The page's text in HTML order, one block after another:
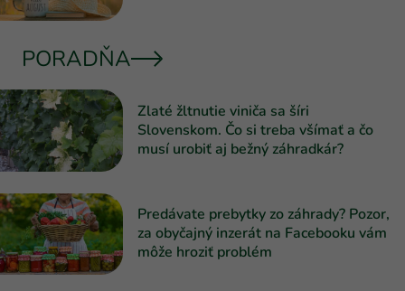
PORADŇA
Zlaté žltnutie viniča sa šíri
Slovenskom. Čo si treba všímať a čo
musí urobiť aj bežný záhradkár?
Predávate prebytky zo záhrady? Pozor,
za obyčajný inzerát na Facebooku vám
môže hroziť problém